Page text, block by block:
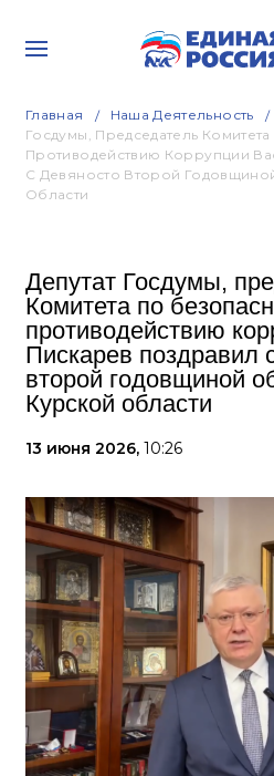
Главная Наша Деятельность
Госдумы, Председатель
Противодействию Коррупции
С Девяносто Второй
Области
Депутат Госдумы,
Комитета по
противодействию
Пискарев поздравил
второй годовщиной
Курской области
13 июня 2026, 10:26